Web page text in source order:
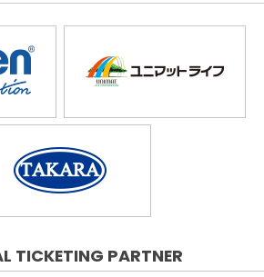
TICKETING PARTNER